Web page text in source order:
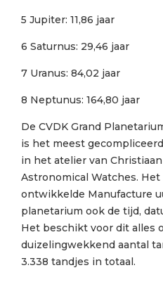
5 Jupiter: 11,86 jaar
6 Saturnus: 29,46 jaar
7 Uranus: 84,02 jaar
8 Neptunus: 164,80 jaar
De CVDK Grand
is het meest
in het atelier van
Astronomical Watches.
ontwikkelde Manufacture
planetarium ook de tijd,
Het beschikt voor dit alles
duizelingwekkend aantal
3.338 tandjes in totaal.